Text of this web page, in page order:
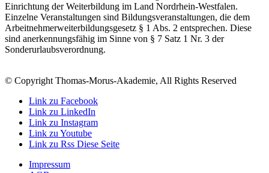
Einrichtung der Weiterbildung im Land Nordrhein-Westfalen.
Einzelne Veranstaltungen sind Bildungsveranstaltungen, die dem
Arbeitnehmerweiterbildungsgesetz § 1 Abs. 2 entsprechen. Diese
sind anerkennungsfähig im Sinne von § 7 Satz 1 Nr. 3 der
Sonderurlaubsverordnung.
© Copyright Thomas-Morus-Akademie, All Rights Reserved
Link zu Facebook
Link zu LinkedIn
Link zu Instagram
Link zu Youtube
Link zu Rss Diese Seite
Impressum